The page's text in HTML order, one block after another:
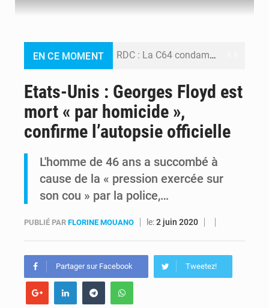
EN CE MOMENT RDC : La C64 condamne les attaques contre l’opposition et maintient la date butoir du 15 août pour la suite des manifestations
Processus de Doha : La RDC libère 15 prisonniers et réaffirme sa détermination à respecter ses engagements
RDC : Kinshasa annonce des analyses croisées après des allégations sur des traces d’uranium dans le cobalt exporté
Comment des milliers d’Africains protègent et font fructifier leur argent avec l’USDT
Etats-Unis : Georges Floyd est
mort « par homicide »,
confirme l’autopsie officielle
L'homme de 46 ans a succombé à
cause de la « pression exercée sur
son cou » par la police,…
PUBLIÉ PAR FLORINE MOUANO le:2 juin 2020
Partager sur Facebook Tweetez!